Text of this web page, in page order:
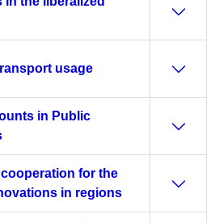
usage
in Public
for the
in regions